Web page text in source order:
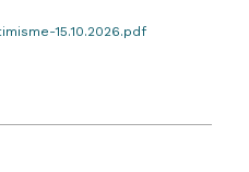
15.10.2026.pdf